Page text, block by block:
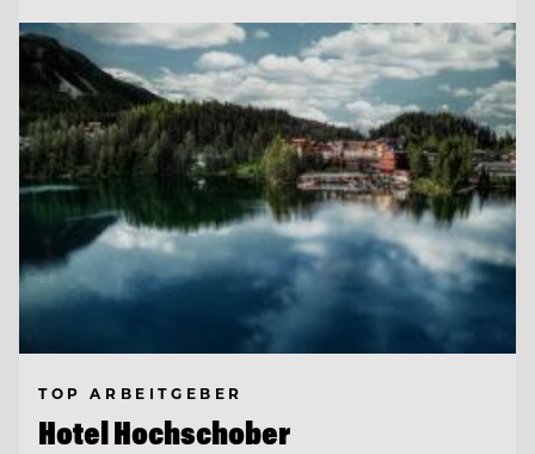
TOP ARBEITGEBER
Hotel Hochschober